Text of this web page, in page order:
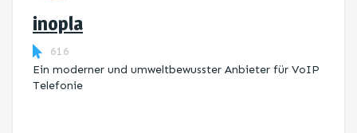
inopla
616
Ein moderner und umweltbewusster Anbieter für VoIP
Telefonie